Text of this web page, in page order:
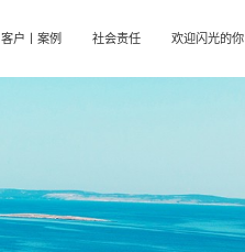
客户丨案例 社会责任 欢迎闪光的你